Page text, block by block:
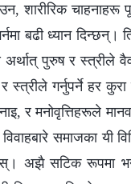
शारीरिक चाहनाहरू
बढी ध्यान दिन्छन्।
पुरुष र स्त्रीले
स्त्रीले गर्नुपर्ने हर
र मनोवृत्तिहरूले
समाजका यी
अझै सटिक रूपमा